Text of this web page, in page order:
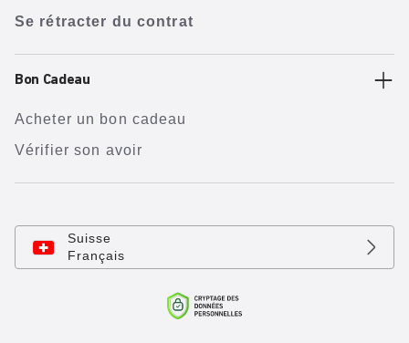
Se rétracter du contrat
Bon Cadeau
Acheter un bon cadeau
Vérifier son avoir
Suisse
Français